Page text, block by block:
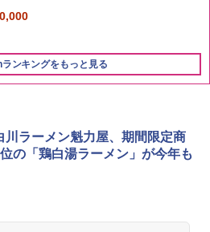
ンキングをもっと見る
ンラーメン どんぶり 85g×12個 日清
インスタント カップ麺
ープ 過熱水蒸気 オーブンレンジ 23
調理 ホワイト RE-WF232-W シン
操作 コンパクト 一人暮らし 二人暮
らくチン!（絶対湿度）センサー ノ
川ラーメン魁力屋、期間限定商
の「鶏白湯ラーメン」が今年も